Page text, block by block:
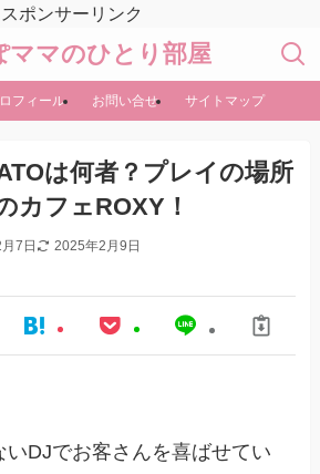
スポンサーリンク
ママのひとり部屋
フィール お問い合せ サイトマップ
は何者？プレイの場所
カフェROXY！
7日 2025年2月9日
いDJでお客さんを喜ばせてい